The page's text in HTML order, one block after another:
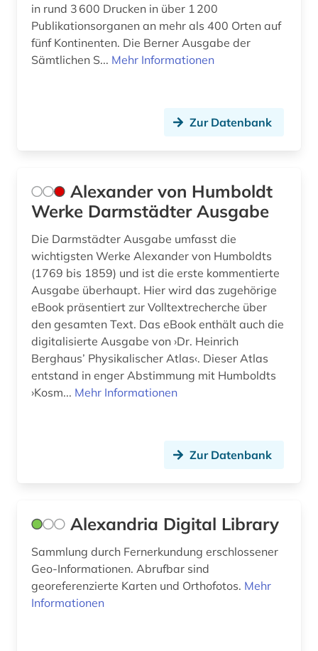
druckgrafik (1)
edition (1)
einführung (1)
einreise (1)
einwanderung (2)
eis (1)
ejournals (1)
elektronische ressource (1)
endogene dynamik (1)
energieressourcen und -politik (1)
england (2)
in rund 3 600 Drucken in über 1 200
Publikationsorganen an mehr als 400 Orten auf
fünf Kontinenten. Die Berner Ausgabe der
Sämtlichen S... Mehr Informationen
Zur Datenbank
Alexander von Humboldt
Werke Darmstädter Ausgabe
Die Darmstädter Ausgabe umfasst die
wichtigsten Werke Alexander von Humboldts
(1769 bis 1859) und ist die erste kommentierte
Ausgabe überhaupt. Hier wird das zugehörige
eBook präsentiert zur Volltextrecherche über
den gesamten Text. Das eBook enthält auch die
digitalisierte Ausgabe von ›Dr. Heinrich
Berghaus’ Physikalischer Atlas‹. Dieser Atlas
entstand in enger Abstimmung mit Humboldts
›Kosm... Mehr Informationen
Zur Datenbank
Alexandria Digital Library
Sammlung durch Fernerkundung erschlossener
Geo-Informationen. Abrufbar sind
georeferenzierte Karten und Orthofotos. Mehr
Informationen